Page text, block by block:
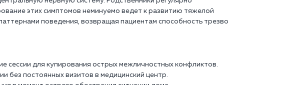
этих симптомов неминуемо ведет к развитию тяжелой
поведения, возвращая пациентам способность трезво
сессии для купирования острых межличностных конфликтов.
без постоянных визитов в медицинский центр.